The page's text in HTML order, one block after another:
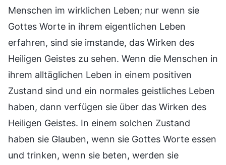
Menschen im wirklichen Leben; nur wenn sie
Gottes Worte in ihrem eigentlichen Leben
erfahren, sind sie imstande, das Wirken des
Heiligen Geistes zu sehen. Wenn die Menschen in
ihrem alltäglichen Leben in einem positiven
Zustand sind und ein normales geistliches Leben
haben, dann verfügen sie über das Wirken des
Heiligen Geistes. In einem solchen Zustand
haben sie Glauben, wenn sie Gottes Worte essen
und trinken, wenn sie beten, werden sie